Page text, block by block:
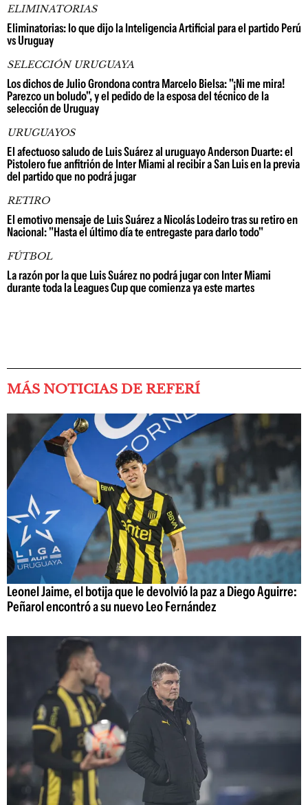
ELIMINATORIAS
Eliminatorias: lo que dijo la Inteligencia Artificial para el partido Perú
vs Uruguay
SELECCIÓN URUGUAYA
Los dichos de Julio Grondona contra Marcelo Bielsa: "¡Ni me mira!
Parezco un boludo", y el pedido de la esposa del técnico de la
selección de Uruguay
URUGUAYOS
El afectuoso saludo de Luis Suárez al uruguayo Anderson Duarte: el
Pistolero fue anfitrión de Inter Miami al recibir a San Luis en la previa
del partido que no podrá jugar
RETIRO
El emotivo mensaje de Luis Suárez a Nicolás Lodeiro tras su retiro en
Nacional: "Hasta el último día te entregaste para darlo todo"
FÚTBOL
La razón por la que Luis Suárez no podrá jugar con Inter Miami
durante toda la Leagues Cup que comienza ya este martes
MÁS NOTICIAS DE REFERÍ
Leonel Jaime, el botija que le devolvió la paz a Diego Aguirre:
Peñarol encontró a su nuevo Leo Fernández